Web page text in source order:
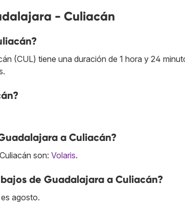
- Culiacán
(CUL) tiene una duración de 1 hora y 24
a Culiacán?
son: Volaris.
de Guadalajara a Culiacán?
agosto.